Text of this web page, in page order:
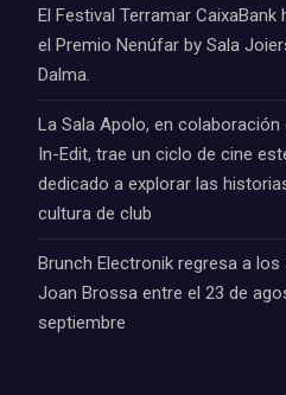
El Festival Terramar CaixaBank
el Premio Nenúfar by Sala
Dalma.
La Sala Apolo, en colaboración
In-Edit, trae un ciclo de cine
dedicado a explorar las
cultura de club
Brunch Electronik regresa a los
Joan Brossa entre el 23 de
septiembre